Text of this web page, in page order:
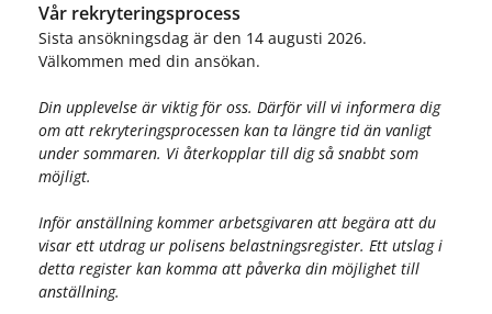
Vår rekryteringsprocess
Sista ansökningsdag är den 14 augusti 2026.
Välkommen med din ansökan.
Din upplevelse är viktig för oss. Därför vill vi informera dig
om att rekryteringsprocessen kan ta längre tid än vanligt
under sommaren. Vi återkopplar till dig så snabbt som
möjligt.
Inför anställning kommer arbetsgivaren att begära att du
visar ett utdrag ur polisens belastningsregister. Ett utslag i
detta register kan komma att påverka din möjlighet till
anställning.